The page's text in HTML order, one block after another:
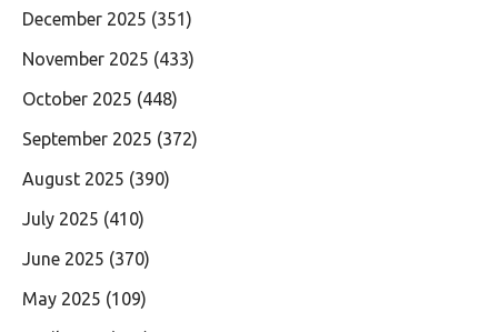
December 2025 (351)
November 2025 (433)
October 2025 (448)
September 2025 (372)
August 2025 (390)
July 2025 (410)
June 2025 (370)
May 2025 (109)